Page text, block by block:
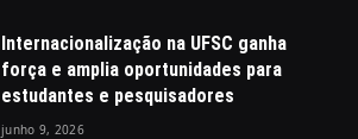
Internacionalização na UFSC ganha
força e amplia oportunidades para
estudantes e pesquisadores
junho 9, 2026